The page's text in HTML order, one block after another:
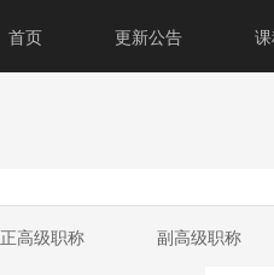
首页 更新公告
正高级职称 副高级职称